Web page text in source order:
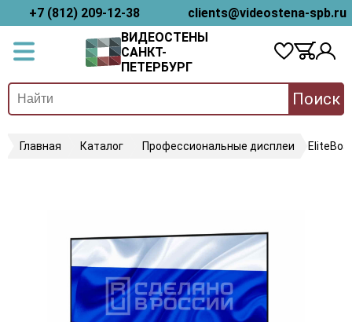
+7 (812) 209-12-38
clients@videostena-spb.ru
ВИДЕОСТЕНЫ
САНКТ-
ПЕТЕРБУРГ
Поиск
Главная Каталог Профессиональные дисплеи